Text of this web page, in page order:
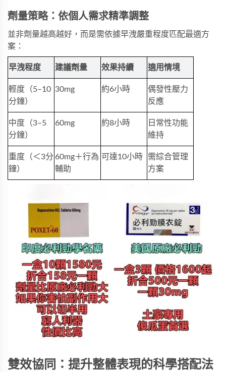
劑量策略：依個人需求精準調整
並非劑量越高越好，而是需依據早洩嚴重程度匹配最適方
案：
早洩程度 建議劑量 效果持續 適用情境
輕度（5–10
分鐘）
30mg 約6小時
偶發性壓力
反應
中度（3–5
分鐘）
60mg 約8小時
日常性功能
維持
重度（＜3分
鐘）
60mg＋行為
輔助
可達10小時
需綜合管理
方案
雙效協同：提升整體表現的科學搭配法